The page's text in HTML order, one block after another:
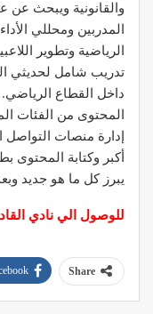
والقانونية ويبحث
المدربين ومحللي
الرياضية وتطوير
تدريب شامل لحديثي
داخل القطاع
المحتوى من الفئات
إدارة منصات
أكبر وكتابة المحتوى
يبرز كل ما هو جديد
للوصول الي نادي
Share